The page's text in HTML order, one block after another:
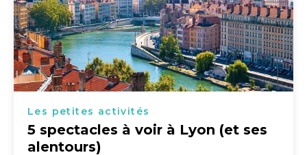
Les petites activités
5 spectacles à voir à Lyon (et ses
alentours)